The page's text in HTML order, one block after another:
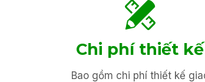
Chi phí thiết kế
Bao gồm chi phí thiết kế